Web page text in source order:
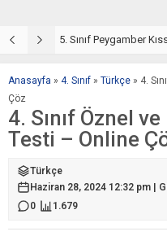
5. Sınıf Peygamber
Anasayfa » 4. Sınıf » Türkçe » 4.
Çöz
4. Sınıf Öznel
Testi – Online
Türkçe
Haziran 28, 2024 12:32 pm |
0
1.679